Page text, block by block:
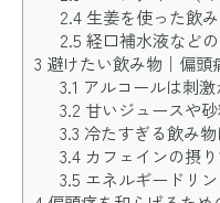
2.4生姜を使った飲み
2.5 経口補水液など
3 避けたい飲み物｜偏頭
3.1 アルコールは刺
3.2 甘いジュースや
3.3 冷たすぎる飲み
3.4カフェインの摂
3.5 エネルギードリ